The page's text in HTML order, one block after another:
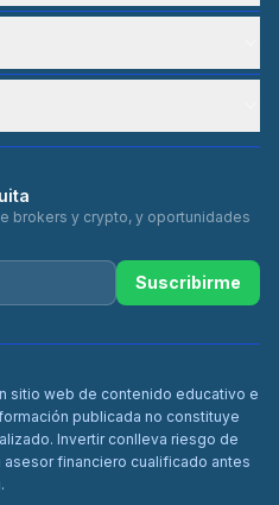
brokers y crypto, y oportunidades
Suscribirme
sitio web de contenido educativo e
publicada no constituye
Invertir conlleva riesgo de
financiero cualificado antes